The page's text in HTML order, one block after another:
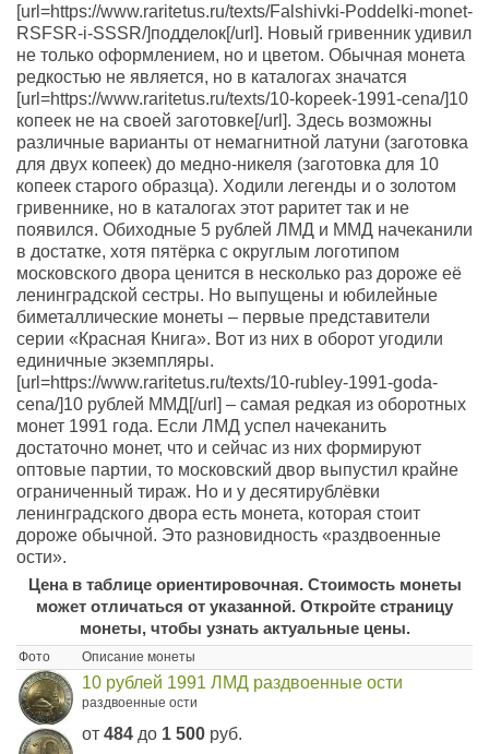
[url=https://www.raritetus.ru/texts/Falshivki-Poddelki-monet-
RSFSR-i-SSSR/]подделок[/url]. Новый гривенник удивил
не только оформлением, но и цветом. Обычная монета
редкостью не является, но в каталогах значатся
[url=https://www.raritetus.ru/texts/10-kopeek-1991-cena/]10
копеек не на своей заготовке[/url]. Здесь возможны
различные варианты от немагнитной латуни (заготовка
для двух копеек) до медно-никеля (заготовка для 10
копеек старого образца). Ходили легенды и о золотом
гривеннике, но в каталогах этот раритет так и не
появился. Обиходные 5 рублей ЛМД и ММД начеканили
в достатке, хотя пятёрка с округлым логотипом
московского двора ценится в несколько раз дороже её
ленинградской сестры. Но выпущены и юбилейные
биметаллические монеты – первые представители
серии «Красная Книга». Вот из них в оборот угодили
единичные экземпляры.
[url=https://www.raritetus.ru/texts/10-rubley-1991-goda-
cena/]10 рублей ММД[/url] – самая редкая из оборотных
монет 1991 года. Если ЛМД успел начеканить
достаточно монет, что и сейчас из них формируют
оптовые партии, то московский двор выпустил крайне
ограниченный тираж. Но и у десятирублёвки
ленинградского двора есть монета, которая стоит
дороже обычной. Это разновидность «раздвоенные
ости».
Цена в таблице ориентировочная. Стоимость монеты
может отличаться от указанной. Откройте страницу
монеты, чтобы узнать актуальные цены.
Фото Описание монеты
10 рублей 1991 ЛМД раздвоенные ости
раздвоенные ости
от 484 до 1 500 руб.